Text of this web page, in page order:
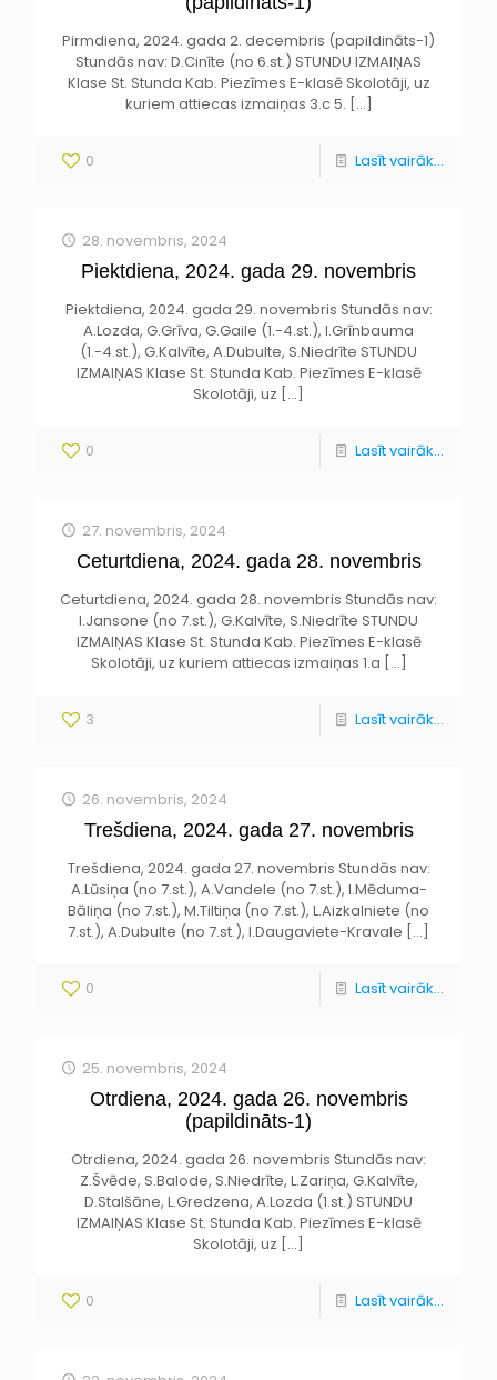
Pirmdiena, 2024. gada 2. decembris (papildināts-1)
Stundās nav: D.Cinīte (no 6.st.) STUNDU IZMAIŅAS
Klase St. Stunda Kab. Piezīmes E-klasē Skolotāji, uz
kuriem attiecas izmaiņas 3.c 5. […]
0 Lasīt vairāk...
28. novembris, 2024
Piektdiena, 2024. gada 29. novembris
Piektdiena, 2024. gada 29. novembris Stundās nav:
A.Lozda, G.Grīva, G.Gaile (1.-4.st.), I.Grīnbauma
(1.-4.st.), G.Kalvīte, A.Dubulte, S.Niedrīte STUNDU
IZMAIŅAS Klase St. Stunda Kab. Piezīmes E-klasē
Skolotāji, uz […]
0 Lasīt vairāk...
27. novembris, 2024
Ceturtdiena, 2024. gada 28. novembris
Ceturtdiena, 2024. gada 28. novembris Stundās nav:
I.Jansone (no 7.st.), G.Kalvīte, S.Niedrīte STUNDU
IZMAIŅAS Klase St. Stunda Kab. Piezīmes E-klasē
Skolotāji, uz kuriem attiecas izmaiņas 1.a […]
3 Lasīt vairāk...
26. novembris, 2024
Trešdiena, 2024. gada 27. novembris
Trešdiena, 2024. gada 27. novembris Stundās nav:
A.Lūsiņa (no 7.st.), A.Vandele (no 7.st.), I.Mēduma-
Bāliņa (no 7.st.), M.Tiltiņa (no 7.st.), L.Aizkalniete (no
7.st.), A.Dubulte (no 7.st.), I.Daugaviete-Kravale […]
0 Lasīt vairāk...
25. novembris, 2024
Otrdiena, 2024. gada 26. novembris
(papildināts-1)
Otrdiena, 2024. gada 26. novembris Stundās nav:
Z.Švēde, S.Balode, S.Niedrīte, L.Zariņa, G.Kalvīte,
D.Stalšāne, L.Gredzena, A.Lozda (1.st.) STUNDU
IZMAIŅAS Klase St. Stunda Kab. Piezīmes E-klasē
Skolotāji, uz […]
0 Lasīt vairāk...